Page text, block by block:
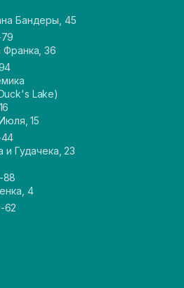
Бандеры, 45
Франка, 36
Lake)
15
и Гудачека, 23
88
4
62